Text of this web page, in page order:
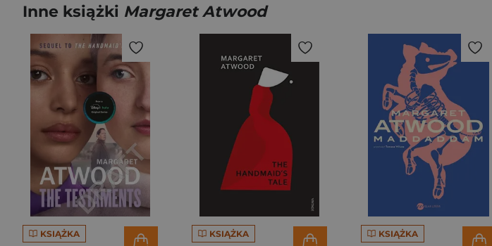
Inne książki Margaret Atwood
KSIĄŻKA KSIĄŻKA KSIĄŻKA